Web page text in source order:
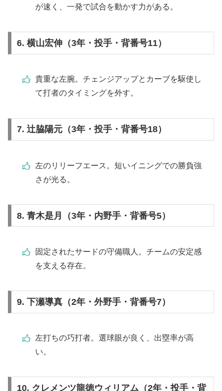
が速く、一発で試合を動かす力がある。
6. 横山宏伸（3年・投手・背番号11）
貴重な左腕。チェンジアップとカーブを駆使し
て打者のタイミングを外す。
7. 辻脇陽元（3年・投手・背番号18）
左のリリーフエース。短いイニングでの勝負強
さが光る。
8. 青木是月（3年・内野手・背番号5）
固定されたサードの守備職人。チームの安定感
を支える存在。
9. 下瀬導真（2年・外野手・背番号7）
左打ちの巧打者。選球眼が良く、出塁率が高
い。
10. クレメンツ龍徳ウィリアム（2年・投手・背